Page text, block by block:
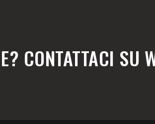
CONTATTACI SU